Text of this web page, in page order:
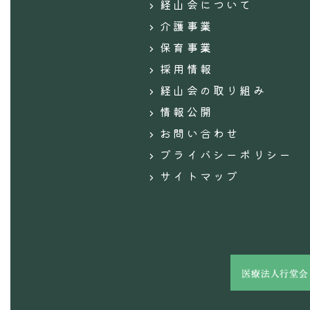
経山会について
介護事業
保育事業
採用情報
経山会の取り組み
情報公開
お問い合わせ
プライバシーポリシー
サイトマップ